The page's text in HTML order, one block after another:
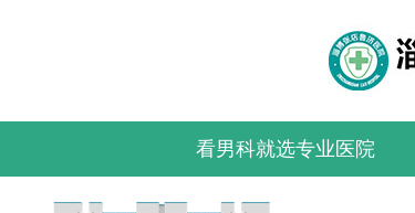
看男科就选专业医院